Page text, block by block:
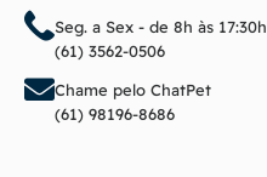
Seg. a Sex - de 8h às 17:30h
(61) 3562-0506
Chame pelo ChatPet
(61) 98196-8686